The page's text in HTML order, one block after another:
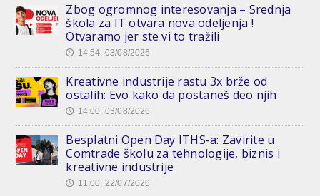
Zbog ogromnog interesovanja – Srednja
škola za IT otvara nova odeljenja !
Otvaramo jer ste vi to tražili
🕔 14:54, 03/08/2026
Kreativne industrije rastu 3x brže od
ostalih: Evo kako da postaneš deo njih
🕔 14:00, 03/08/2026
Besplatni Open Day ITHS-a: Zavirite u
Comtrade školu za tehnologije, biznis i
kreativne industrije
🕔 11:00, 22/07/2026